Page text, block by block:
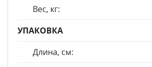
Вес, кг:
УПАКОВКА
Длина, см: